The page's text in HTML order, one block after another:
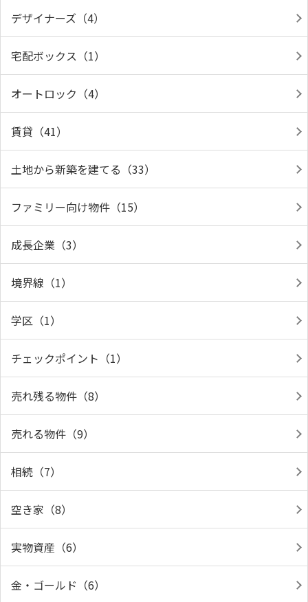
デザイナーズ（4）
宅配ボックス（1）
オートロック（4）
賃貸（41）
土地から新築を建てる（33）
ファミリー向け物件（15）
成長企業（3）
境界線（1）
学区（1）
チェックポイント（1）
売れ残る物件（8）
売れる物件（9）
相続（7）
空き家（8）
実物資産（6）
金・ゴールド（6）